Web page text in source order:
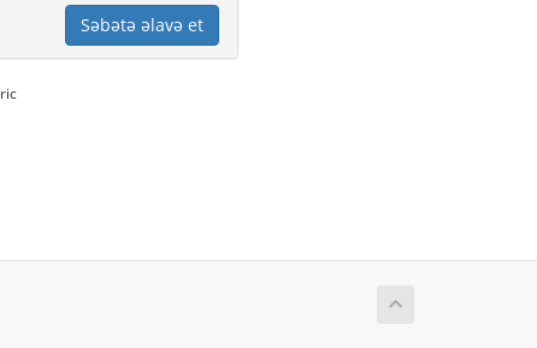
Səbətə əlavə et